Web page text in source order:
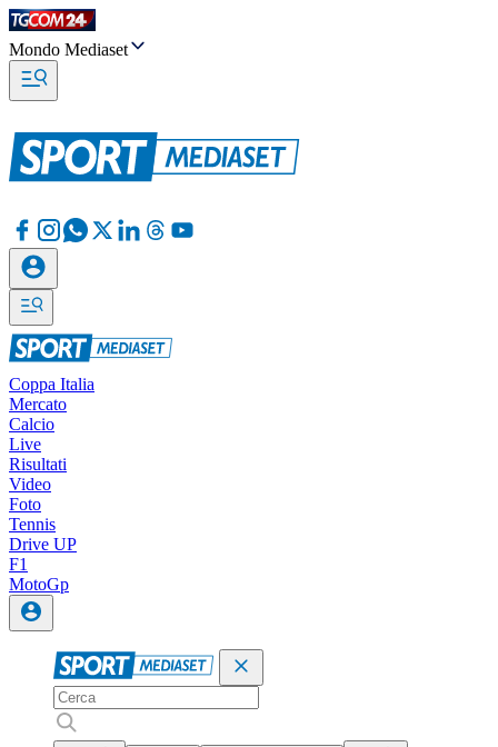
Mondo Mediaset
Coppa Italia
Mercato
Calcio
Live
Risultati
Video
Foto
Tennis
Drive UP
F1
MotoGp